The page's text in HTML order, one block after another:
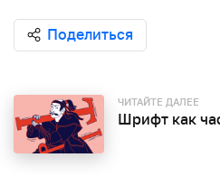
Поделиться
ЧИТАЙТЕ ДАЛЕЕ
Шрифт как